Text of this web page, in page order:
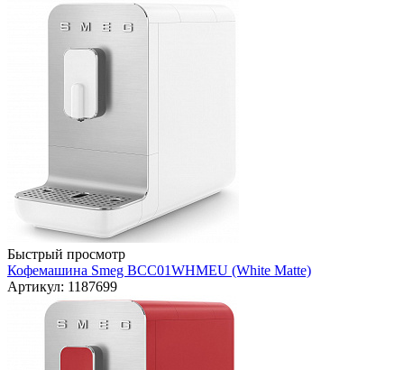
Быстрый просмотр
Кофемашина Smeg BCC01WHMEU (White Matte)
Артикул: 1187699